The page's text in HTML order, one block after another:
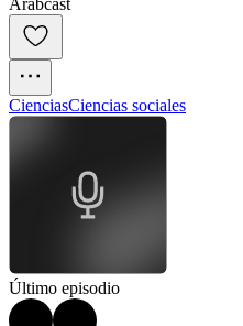
Arabcast
CienciasCiencias sociales
Último episodio